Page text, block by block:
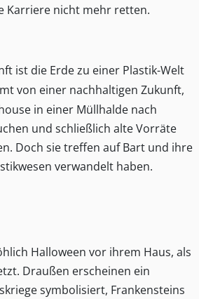
Karriere nicht mehr retten.
ist die Erde zu einer Plastik-Welt
von einer nachhaltigen Zukunft,
in einer Müllhalde nach
und schließlich alte Vorräte
Doch sie treffen auf Bart und ihre
verwandelt haben.
Halloween vor ihrem Haus, als
Draußen erscheinen ein
symbolisiert, Frankensteins